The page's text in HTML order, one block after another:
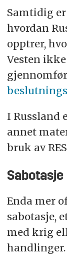
Del 4 –
Delene
rekkefølge.
Videre er
ikke er en
bruke mot
utvalg jeg
Samtidig
hvordan
opptrer,
Vesten
I Russland
annet
bruk av
Sabotasje
Enda mer
sabotasje,
med krig
handlinger.